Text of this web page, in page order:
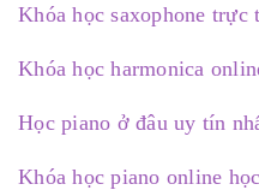
Khóa học saxophone
Khóa học harmonica
Học piano ở đâu uy tín
Khóa học piano online